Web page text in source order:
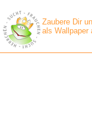
Zaubere Dir
als Wallpaper